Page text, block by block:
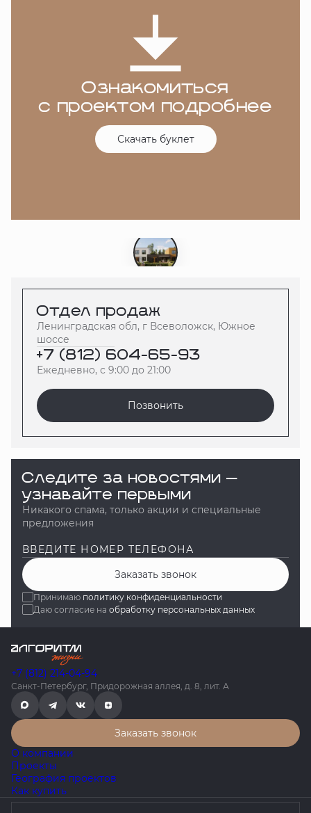
Ознакомиться
с проектом подробнее
Скачать буклет
Отдел продаж
Ленинградская обл, г Всеволожск, Южное
шоссе
+7 (812) 604-65-93
Ежедневно, с 9:00 до 21:00
Позвонить
Следите за новостями —
узнавайте первыми
Никакого спама, только акции и специальные
предложения
ВВЕДИТЕ НОМЕР ТЕЛЕФОНА
Заказать звонок
Принимаю политику конфиденциальности
Даю согласие на обработку персональных данных
+7 (812) 214-04-94
Санкт-Петербург, Придорожная аллея, д. 8, лит. А
Заказать звонок
О компании
Проекты
География проектов
Как купить